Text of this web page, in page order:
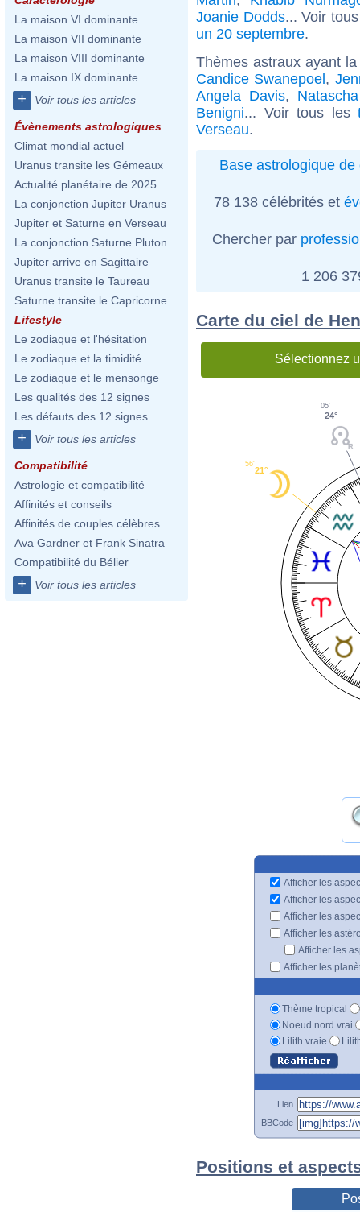
La maison VI dominante
La maison VII dominante
La maison VIII dominante
La maison IX dominante
+ Voir tous les articles
Évènements astrologiques
Climat mondial actuel
Uranus transite les Gémeaux
Actualité planétaire de 2025
La conjonction Jupiter Uranus
Jupiter et Saturne en Verseau
La conjonction Saturne Pluton
Jupiter arrive en Sagittaire
Uranus transite le Taureau
Saturne transite le Capricorne
Lifestyle
Le zodiaque et l'hésitation
Le zodiaque et la timidité
Le zodiaque et le mensonge
Les qualités des 12 signes
Les défauts des 12 signes
+ Voir tous les articles
Compatibilité
Astrologie et compatibilité
Affinités et conseils
Affinités de couples célèbres
Ava Gardner et Frank Sinatra
Compatibilité du Bélier
+ Voir tous les articles
Joanie Dodds... Voir
un 20 septembre.
Thèmes astraux ayant
Candice Swanepoel,
Angela Davis,
Benigni... Voir tous les
Verseau.
Base astrologique de
78 138 célébrités et
Chercher par
1 206
Carte du ciel de
Sélectionnez
24°
05'
21°
56'
Afficher les
Afficher les
Afficher les
Afficher les
Afficher les
Afficher les
Thème tropical
Noeud nord vrai
Lilith vraie
Lien
BBCode
Positions et